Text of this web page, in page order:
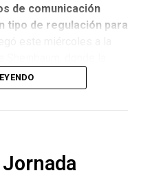
de comunicación
tipo de regulación para
quienes ejercen el
a la verdad.
posiciones encontradas:
noticias falsas y la